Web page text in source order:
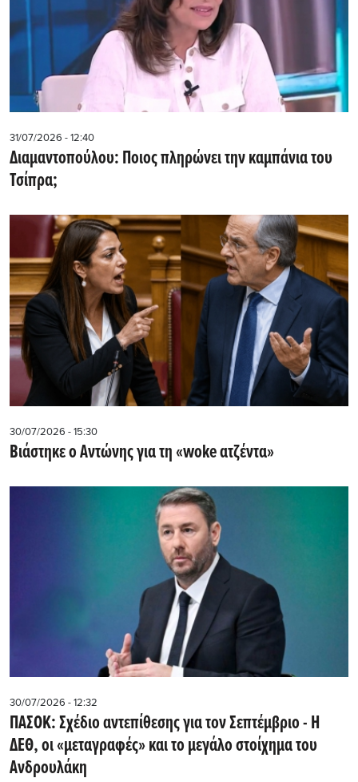
31/07/2026 - 12:40
Διαμαντοπούλου: Ποιος πληρώνει την καμπάνια του
Τσίπρα;
30/07/2026 - 15:30
Βιάστηκε ο Αντώνης για τη «woke ατζέντα»
30/07/2026 - 12:32
ΠΑΣΟΚ: Σχέδιο αντεπίθεσης για τον Σεπτέμβριο - Η
ΔΕΘ, οι «μεταγραφές» και το μεγάλο στοίχημα του
Ανδρουλάκη